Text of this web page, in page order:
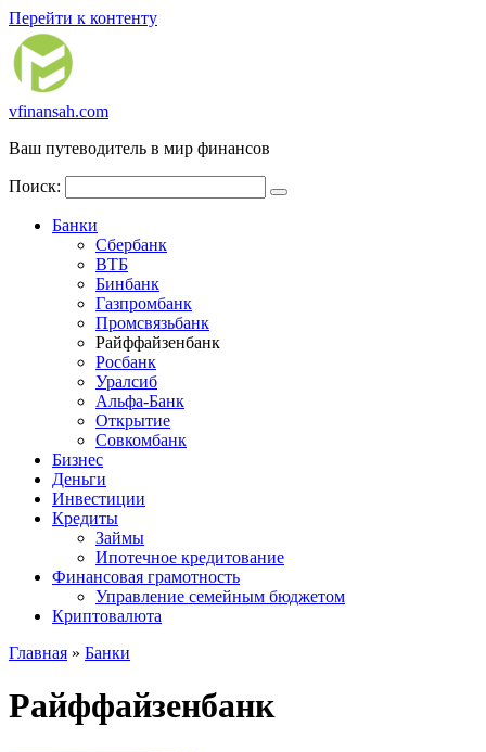
Перейти к контенту
vfinansah.com
Ваш путеводитель в мир финансов
Поиск:
Банки
Сбербанк
ВТБ
Бинбанк
Газпромбанк
Промсвязьбанк
Райффайзенбанк
Росбанк
Уралсиб
Альфа-Банк
Открытие
Совкомбанк
Бизнес
Деньги
Инвестиции
Кредиты
Займы
Ипотечное кредитование
Финансовая грамотность
Управление семейным бюджетом
Криптовалюта
Главная » Банки
Райффайзенбанк